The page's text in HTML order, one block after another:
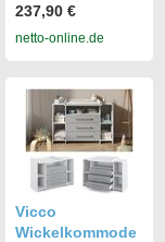
Wickeltisch inkl.
Wickelauflage
237,90 €
netto-online.de
Vicco
Wickelkommode